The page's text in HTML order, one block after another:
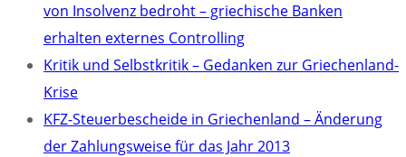
von Insolvenz bedroht – griechische Banken
erhalten externes Controlling
Kritik und Selbstkritik – Gedanken zur Griechenland-
Krise
KFZ-Steuerbescheide in Griechenland – Änderung
der Zahlungsweise für das Jahr 2013